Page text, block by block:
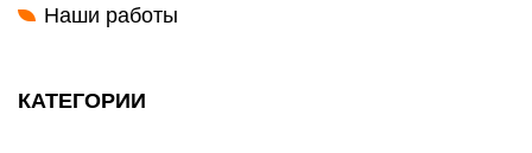
Наши работы
КАТЕГОРИИ